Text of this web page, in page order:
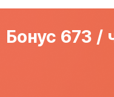
Бонус 673 /